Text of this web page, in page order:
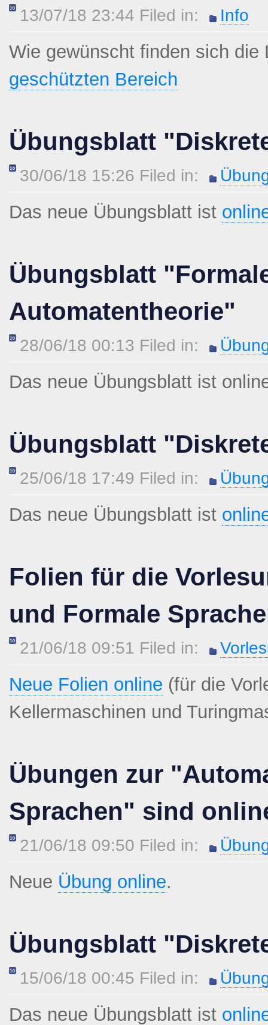
13/07/18 23:44 Filed in: Info
Wie gewünscht finden sich die
geschützten Bereich
Übungsblatt
30/06/18 15:26 Filed in:
Das neue Übungsblatt ist
Übungsblatt
Automatentheorie"
28/06/18 00:13 Filed in:
Das neue Übungsblatt ist
Übungsblatt
25/06/18 17:49 Filed in:
Das neue Übungsblatt ist
Folien für die
und Formale
21/06/18 09:51 Filed in:
Neue Folien online (für die
Kellermaschinen und
Übungen zur
Sprachen" sind
21/06/18 09:50 Filed in:
Neue Übung online.
Übungsblatt
15/06/18 00:45 Filed in:
Das neue Übungsblatt ist